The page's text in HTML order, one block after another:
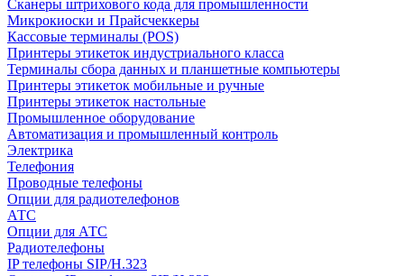
Сканеры штрихового кода для промышленности
Микрокиоски и Прайсчеккеры
Кассовые терминалы (POS)
Принтеры этикеток индустриального класса
Терминалы сбора данных и планшетные компьютеры
Принтеры этикеток мобильные и ручные
Принтеры этикеток настольные
Промышленное оборудование
Автоматизация и промышленный контроль
Электрика
Телефония
Проводные телефоны
Опции для радиотелефонов
АТС
Опции для АТС
Радиотелефоны
IP телефоны SIP/H.323